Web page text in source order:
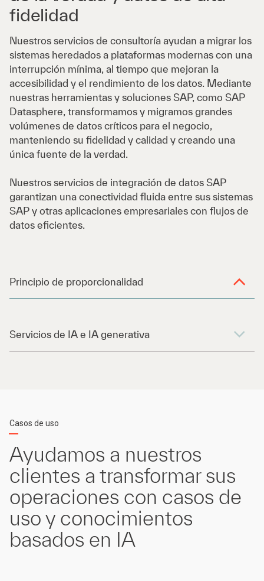
fidelidad
Nuestros servicios de consultoría ayudan a migrar los
sistemas heredados a plataformas modernas con una
interrupción mínima, al tiempo que mejoran la
accesibilidad y el rendimiento de los datos. Mediante
nuestras herramientas y soluciones SAP, como SAP
Datasphere, transformamos y migramos grandes
volúmenes de datos críticos para el negocio,
manteniendo su fidelidad y calidad y creando una
única fuente de la verdad.
Nuestros servicios de integración de datos SAP
garantizan una conectividad fluida entre sus sistemas
SAP y otras aplicaciones empresariales con flujos de
datos eficientes.
Principio de proporcionalidad
Servicios de IA e IA generativa
Casos de uso
Ayudamos a nuestros
clientes a transformar sus
operaciones con casos de
uso y conocimientos
basados en IA